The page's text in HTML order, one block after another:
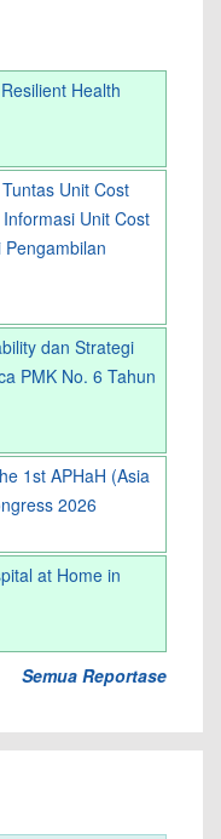
Health
Unit Cost
Unit Cost
dan Strategi
PMK No. 6 Tahun
1st APHaH (Asia
2026
at Home in
Semua Reportase